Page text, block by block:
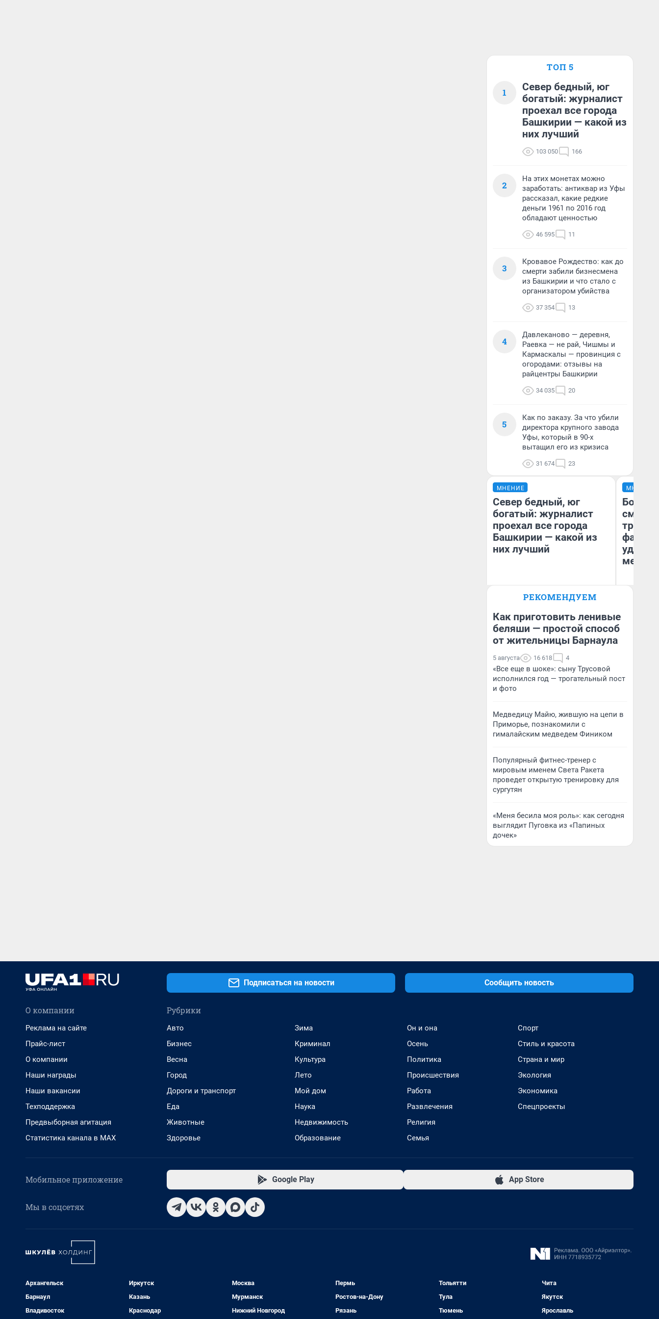
ТОП 5
1
Север бедный, юг
богатый: журналист
проехал все города
Башкирии — какой из
них лучший
103 050 166
2
На этих монетах можно
заработать: антиквар из Уфы
рассказал, какие редкие
деньги 1961 по 2016 год
обладают ценностью
46 595 11
3
Кровавое Рождество: как до
смерти забили бизнесмена
из Башкирии и что стало с
организатором убийства
37 354 13
4
Давлеканово — деревня,
Раевка — не рай, Чишмы и
Кармаскалы — провинция с
огородами: отзывы на
райцентры Башкирии
34 035 20
5
Как по заказу. За что убили
директора крупного завода
Уфы, который в 90-х
вытащил его из кризиса
31 674 23
МНЕНИЕ
Север бедный, юг
богатый: журналист
проехал все города
Башкирии — какой из
них лучший
Андрей Бирюков
МНЕНИЕ
месте
РЕКОМЕНДУЕМ
Как приготовить ленивые
беляши — простой способ
от жительницы Барнаула
5 августа 16 618 4
«Все еще в шоке»: сыну Трусовой
исполнился год — трогательный пост
и фото
Медведицу Майю, жившую на цепи в
Приморье, познакомили с
гималайским медведем Фиником
Популярный фитнес-тренер с
мировым именем Света Ракета
проведет открытую тренировку для
сургутян
«Меня бесила моя роль»: как сегодня
выглядит Пуговка из «Папиных
дочек»
Подписаться на новости Сообщить новость
О компании
Реклама на сайте
Прайс-лист
О компании
Наши награды
Наши вакансии
Техподдержка
Предвыборная агитация
Статистика канала в MAX
Рубрики
Авто
Бизнес
Весна
Город
Дороги и транспорт
Еда
Животные
Здоровье
Зима
Криминал
Культура
Лето
Мой дом
Наука
Недвижимость
Образование
Он и она
Осень
Политика
Происшествия
Работа
Развлечения
Религия
Семья
Спорт
Стиль и красота
Страна и мир
Экология
Экономика
Спецпроекты
Мобильное приложение Google Play App Store
Мы в соцсетях
Архангельск
Барнаул
Владивосток
Иркутск
Казань
Краснодар
Москва
Мурманск
Нижний Новгород
Пермь
Ростов-на-Дону
Рязань
Тольятти
Тула
Тюмень
Чита
Якутск
Ярославль